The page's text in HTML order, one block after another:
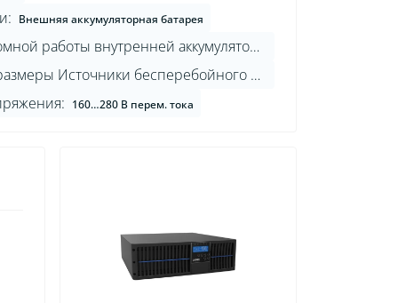
Внешняя аккумуляторная батарея
Время автономной работы внутренней аккумуляторной батареи, мин.*:
Габаритные размеры Источники бесперебойного питания Ш×Г×В, мм:
160…280 В перем. тока